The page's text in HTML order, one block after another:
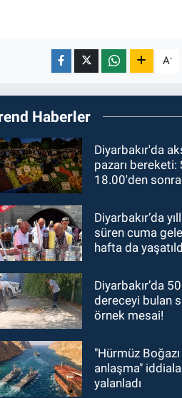
A-
Haberler
Diyarbakır'da
pazarı bereketi:
18.00'den
Diyarbakır’da
süren cuma
hafta da
Diyarbakır’da 50
dereceyi bulan
örnek mesai!
"Hürmüz
anlaşma"
yalanladı